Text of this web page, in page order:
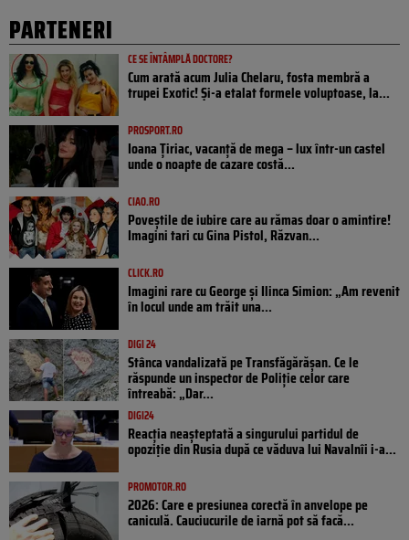
PARTENERI
CE SE ÎNTÂMPLĂ DOCTORE?
Cum arată acum Julia Chelaru, fosta membră a
trupei Exotic! Și-a etalat formele voluptoase, la...
PROSPORT.RO
Ioana Țiriac, vacanță de mega – lux într-un castel
unde o noapte de cazare costă...
CIAO.RO
Poveştile de iubire care au rămas doar o amintire!
Imagini tari cu Gina Pistol, Răzvan...
CLICK.RO
Imagini rare cu George și Ilinca Simion: „Am revenit
în locul unde am trăit una...
DIGI 24
Stânca vandalizată pe Transfăgărășan. Ce le
răspunde un inspector de Poliție celor care
întreabă: „Dar...
DIGI24
Reacția neașteptată a singurului partidul de
opoziţie din Rusia după ce văduva lui Navalnîi i-a...
PROMOTOR.RO
2026: Care e presiunea corectă în anvelope pe
caniculă. Cauciucurile de iarnă pot să facă...